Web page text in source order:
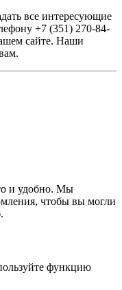
все интересующие
+7 (351) 270-84-
сайте. Наши
и удобно. Мы
чтобы вы могли
функцию